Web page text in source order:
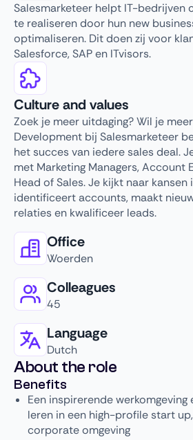
Salesmarketeer helpt IT-bedrijven
te realiseren door hun new
optimaliseren. Dit doen zij voor
Salesforce, SAP en ITvisors.
Culture and values
Zoek je meer uitdaging? Wil je
Development bij Salesmarketeer
het succes van iedere sales deal.
met Marketing Managers, Account
Head of Sales. Je kijkt naar kansen
identificeert accounts, maakt
relaties en kwalificeer leads.
Office
Woerden
Colleagues
45
Language
Dutch
About the role
Benefits
Een inspirerende werkomgeving
leren in een high-profile start
corporate omgeving